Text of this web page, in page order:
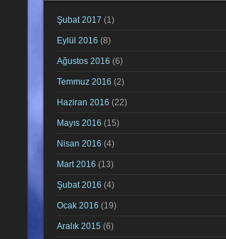
Şubat 2017 (1)
Eylül 2016 (8)
Ağustos 2016 (6)
Temmuz 2016 (2)
Haziran 2016 (22)
Mayıs 2016 (15)
Nisan 2016 (4)
Mart 2016 (13)
Şubat 2016 (4)
Ocak 2016 (19)
Aralık 2015 (6)